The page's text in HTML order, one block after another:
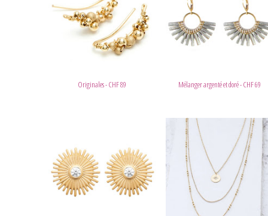
Originales - CHF 89 Mélanger argenté et doré - CHF 69